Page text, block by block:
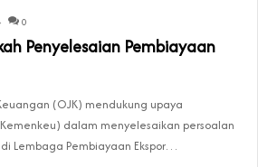
0
Penyelesaian Pembiayaan
(OJK) mendukung upaya
dalam menyelesaikan persoalan
Lembaga Pembiayaan Ekspor…